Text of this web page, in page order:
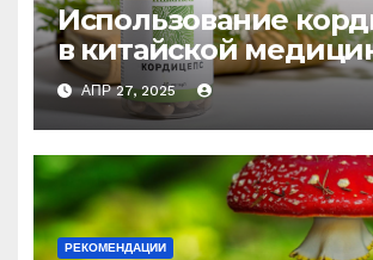
Использование
в китайской
природное средство
против усталости и
истощения
АПР 27, 2025
РЕКОМЕНДАЦИИ